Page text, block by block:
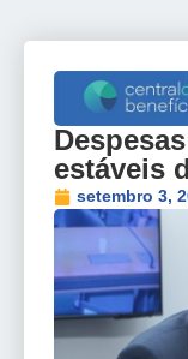
estáveis
setembro 3,